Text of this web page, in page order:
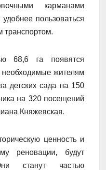
карманами
пользоваться
68,6 га появятся
жителям
детских сада на 150
на 320 посещений
Княжевская.
ценность и
реновации, будут
станут частью